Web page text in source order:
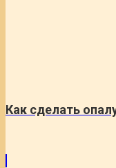
Как сделать